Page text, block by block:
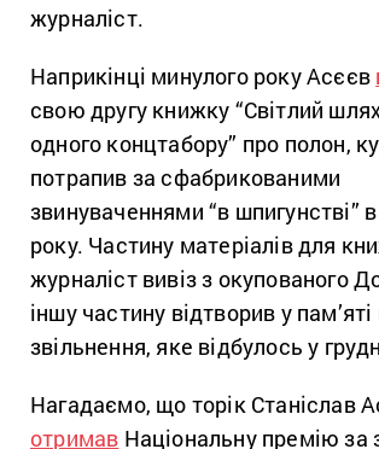
журналіст.
Наприкінці минулого року Асєєв
свою другу книжку “Світлий
одного концтабору” про полон,
потрапив за сфабрикованими
звинуваченнями “в шпигунстві”
року. Частину матеріалів для
журналіст вивіз з окупованого
іншу частину відтворив у
звільнення, яке відбулось у
Нагадаємо, що торік Станіслав
отримав Національну премію за